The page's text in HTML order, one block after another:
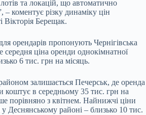
та локацій, що автоматично
– коментує різку динаміку цін
Вікторія Берещак.
орендарів пропонують Чернігівська
середня ціна оренди однокімнатної
6 тис. грн на місяць.
залишається Печерськ, де оренда
коштує в середньому 35 тис. грн на
порівняно з квітнем. Найнижчі ціни
у Деснянському районі – близько 10 тис.